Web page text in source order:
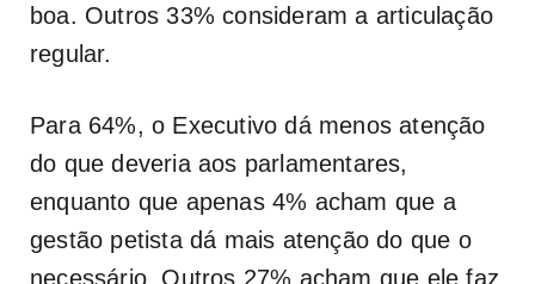
boa. Outros 33% consideram a articulação
regular.
Para 64%, o Executivo dá menos atenção
do que deveria aos parlamentares,
enquanto que apenas 4% acham que a
gestão petista dá mais atenção do que o
necessário. Outros 27% acham que ele faz